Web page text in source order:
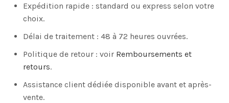
Expédition rapide : standard ou express selon votre
choix.
Délai de traitement : 48 à 72 heures ouvrées.
Politique de retour : voir Remboursements et
retours.
Assistance client dédiée disponible avant et après-
vente.